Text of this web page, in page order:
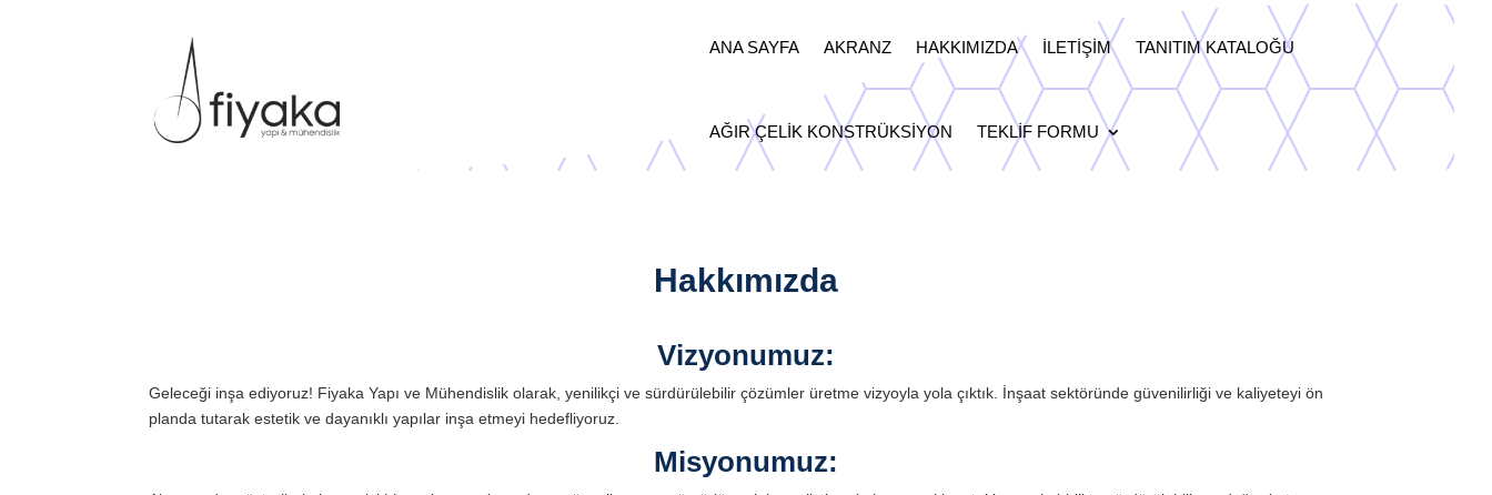
ANA SAYFA AKRANZ HAKKIMIZDA İLETIŞIM TANITIM KATALOĞU
AĞIR ÇELIK KONSTRÜKSIYON TEKLIF FORMU
Hakkımızda
Vizyonumuz:
Geleceği inşa ediyoruz! Fiyaka Yapı ve Mühendislik olarak, yenilikçi ve sürdürülebilir çözümler üretme vizyoyla yola çıktık. İnşaat sektöründe güvenilirliği ve kaliyeteyi ön
planda tutarak estetik ve dayanıklı yapılar inşa etmeyi hedefliyoruz.
Misyonumuz: